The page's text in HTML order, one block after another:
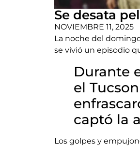
Se desata
NOVIEMBRE 11, 2025
La noche del
se vivió un episodio
Durante
el
captó la
Los golpes y